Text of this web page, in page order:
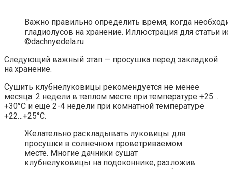
Важно правильно определить время, когда
гладиолусов на хранение. Иллюстрация для статьи
©dachnyedela.ru
Следующий важный этап — просушка перед закладкой
на хранение.
Сушить клубнелуковицы рекомендуется не менее
месяца: 2 недели в теплом месте при температуре +25…
+30°С и еще 2-4 недели при комнатной температуре
+22…+25°С.
Желательно раскладывать луковицы для
просушки в солнечном проветриваемом
месте. Многие дачники сушат
клубнелуковицы на подоконнике, разложив